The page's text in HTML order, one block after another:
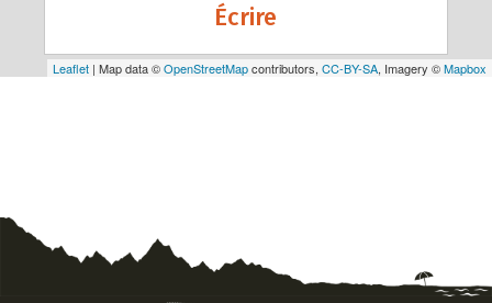
Leaflet | Map data ©OpenStreetMapcontributors, CC-BY-SA, Imagery ©Mapbox
Écrire